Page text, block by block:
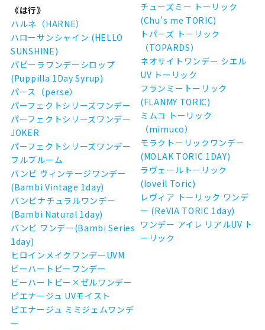
《は行》
ハルネ（HARNE）
ハローサンシャイン (HELLO
SUNSHINE)
パピーラワンデーシロップ
(Puppilla 1Day Syrup)
パース（perse）
パーフェクトシリーズワンデー
パーフェクトシリーズワンデー
JOKER
パーフェクトシリーズワンデー
フルブルーム
バンビ ヴィンテージワンデー
(Bambi Vintage 1day)
バンビナチュラルワンデー
(Bambi Natural 1day)
バンビ ワンデー(Bambi Series
1day)
ヒロインメイクワンデーUVM
ビーハートビーワンデー
ビーハートビー×ゼルワンデー
ピエナージュ UVモイスト
ピエナージュ ミミジェムワンデ
ー
チューズミー トーリック
(Chu's me TORIC)
トパーズ トーリック
（TOPARDS）
ネオサイトワンデー シエル
UV トーリック
フランミートーリック
(FLANMY TORIC)
ミムコ トーリック
（mimuco）
モラクトーリックワンデー
(MOLAK TORIC 1DAY)
ラヴェールトーリック
(loveil Toric)
レヴィア トーリック ワンデ
ー (ReVIA TORIC 1day)
ワンデー アイレ リアルUV ト
ーリック